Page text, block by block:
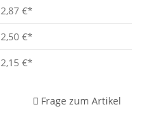
2,87 €*
2,50 €*
2,15 €*
Frage zum Artikel